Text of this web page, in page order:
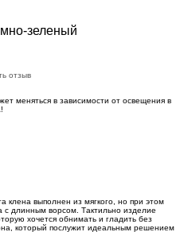
зеленый
отзыв
меняться в зависимости от освещения в
клена выполнен из мягкого, но при этом
с длинным ворсом. Тактильно изделие
хочется обнимать и гладить без
который послужит идеальным решением